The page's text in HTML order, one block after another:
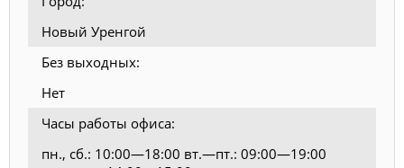
Новый Уренгой
Без выходных:
Нет
Часы работы офиса:
пн., сб.: 10:00—18:00 вт.—пт.: 09:00—19:00